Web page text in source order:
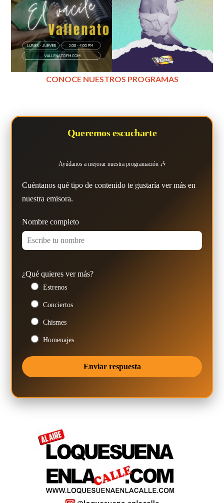
CONOCE NUESTROS PROGRAMAS
Queremos escucharte
Ayúdanos a mejorar nuestra programación 🎶
Cuéntanos qué tipo de contenido te gustaría ver más en
nuestra emisora.
Nombre completo
¿Qué quieres ver más?
Estrenos
Conciertos
Chismes
Homenajes